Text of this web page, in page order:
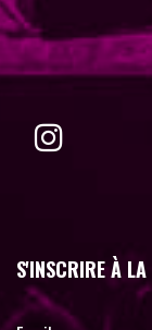
S'INSCRIRE À LA